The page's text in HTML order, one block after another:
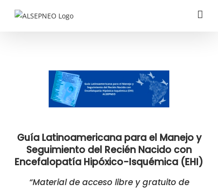
Guía Latinoamericana para el Manejo y
Seguimiento del Recién Nacido con
Encefalopatía Hipóxico-Isquémica (EHI)
“Material de acceso libre y gratuito de